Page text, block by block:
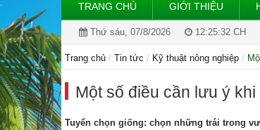
TRANG CHỦ GIỚI THIỆU
Thứ sáu, 07/8/2026 12:25:33 CH
Trang chủ Tin tức Kỹ thuật nông nghiệp
Một số điều cần lưu ý
Tuyển chọn giống: chọn những trái trong